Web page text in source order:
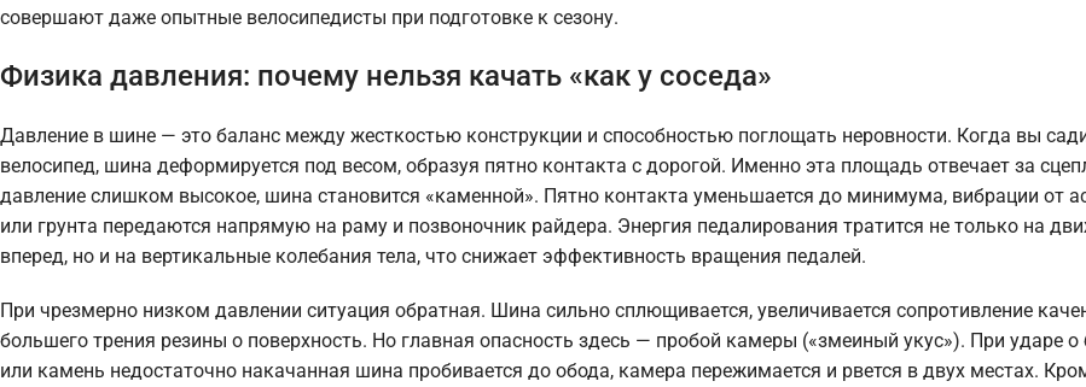
совершают даже опытные велосипедисты при подготовке к сезону.
Физика давления: почему нельзя качать «как у соседа»
Давление в шине — это баланс между жесткостью конструкции и способностью поглощать неровности. Когда вы
велосипед, шина деформируется под весом, образуя пятно контакта с дорогой. Именно эта площадь отвечает за
давление слишком высокое, шина становится «каменной». Пятно контакта уменьшается до минимума, вибрации от
или грунта передаются напрямую на раму и позвоночник райдера. Энергия педалирования тратится не только на
вперед, но и на вертикальные колебания тела, что снижает эффективность вращения педалей.
При чрезмерно низком давлении ситуация обратная. Шина сильно сплющивается, увеличивается сопротивление
большего трения резины о поверхность. Но главная опасность здесь — пробой камеры («змеиный укус»). При ударе
или камень недостаточно накачанная шина пробивается до обода, камера пережимается и рвется в двух местах.